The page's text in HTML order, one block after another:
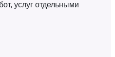
услуг отдельными